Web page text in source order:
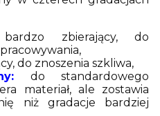
zbierający, do
do znoszenia szkliwa,
do standardowego
materiał, ale zostawia
niż gradacje bardziej